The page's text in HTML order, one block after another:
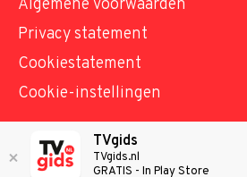
Algemene voorwaarden
Privacy statement
Cookiestatement
Cookie-instellingen
© TVgids.nl 2026 - All rights
TVgids
TVgids.nl
GRATIS - In Play Store